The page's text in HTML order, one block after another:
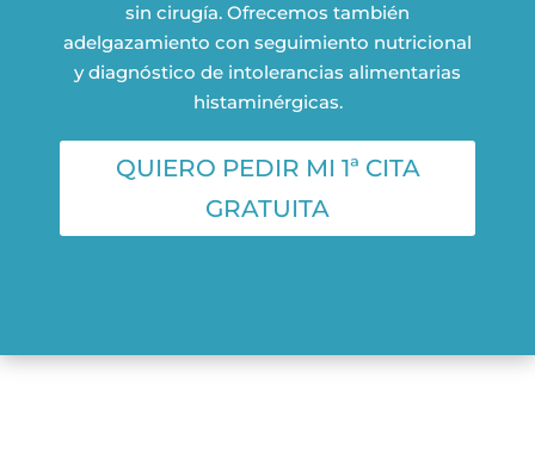
sin cirugía. Ofrecemos también
adelgazamiento con seguimiento nutricional
y diagnóstico de intolerancias alimentarias
histaminérgicas.
QUIERO PEDIR MI 1ª CITA
GRATUITA